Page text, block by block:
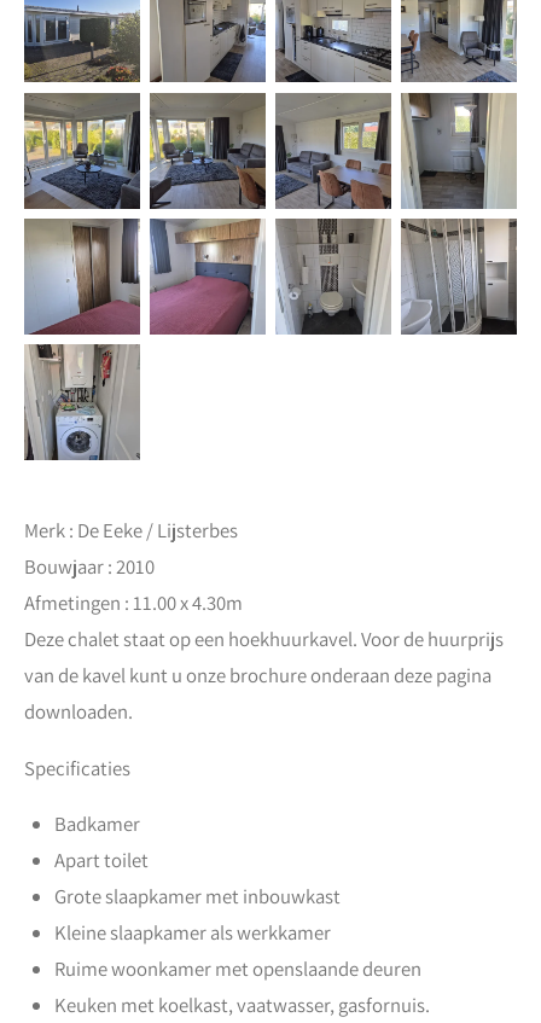
Merk : De Eeke / Lijsterbes
Bouwjaar : 2010
Afmetingen : 11.00 x 4.30m
Deze chalet staat op een hoekhuurkavel. Voor de huurprijs
van de kavel kunt u onze brochure onderaan deze pagina
downloaden.
Specificaties
Badkamer
Apart toilet
Grote slaapkamer met inbouwkast
Kleine slaapkamer als werkkamer
Ruime woonkamer met openslaande deuren
Keuken met koelkast, vaatwasser, gasfornuis.